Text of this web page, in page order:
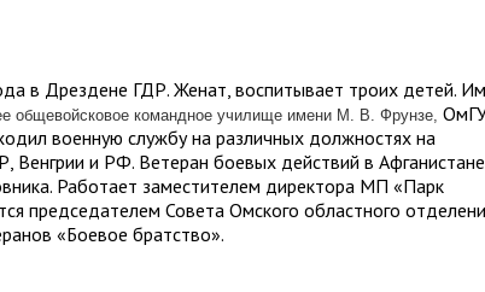
в Дрездене ГДР. Женат, воспитывает троих детей.
общевойсковое командное училище имени М. В. Фрунзе,
военную службу на различных должностях на
Венгрии и РФ. Ветеран боевых действий в
Работает заместителем директора МП «Парк
председателем Совета Омского областного
«Боевое братство».